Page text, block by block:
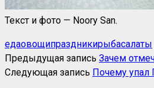
Текст и фото — Noory San.
едаовощипраздникирыбасалаты
Предыдущая запись Зачем
Следующая запись Почему упал